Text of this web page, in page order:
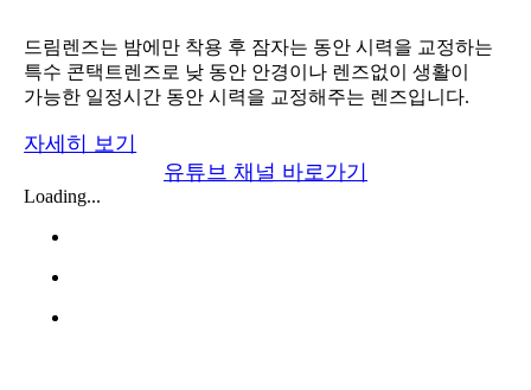
드림렌즈는 밤에만 착용 후 잠자는 동안 시력을 교정하는
특수 콘택트렌즈로 낮 동안 안경이나 렌즈없이 생활이
가능한 일정시간 동안 시력을 교정해주는 렌즈입니다.
자세히 보기
유튜브 채널 바로가기
Loading...